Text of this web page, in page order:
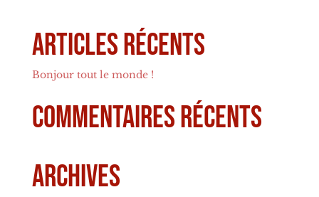
Articles récents
Bonjour tout le monde !
Commentaires récents
Archives